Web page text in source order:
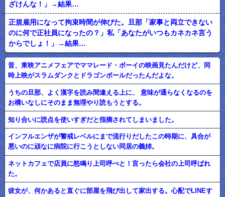
ざけんな！」→結果…
正規雇用になって拘束時間が伸びた。旦那「家事と両立できない
のに何で正社員になったの？」私「あなたがいつもカネカネ言う
からでしょ！」→結果…
昔、東映アニメフェアでママレード・ボーイの映画見たんだけど、同
時上映がスラムダンクとドラゴンボールだったんだよな。
うちの旦那、よく漢字を読み間違える上に、 意味が通らなくなるのを
お構いなしにそのまま無理やり読もうとする。
知り合いに読点を使いすぎだと指摘されてしまいました。
インフルエンザが警戒レベルにまで流行りだしたこの時期に、具合が
悪いのに頑なに病院に行こうとしない同居の義姉。
ネットカフェで店員に怒鳴り上司呼べと！言ったら会社の上司呼ばれ
た。
彼女が、何かあると直ぐに部屋を飛び出して家出する。心配でLINEす